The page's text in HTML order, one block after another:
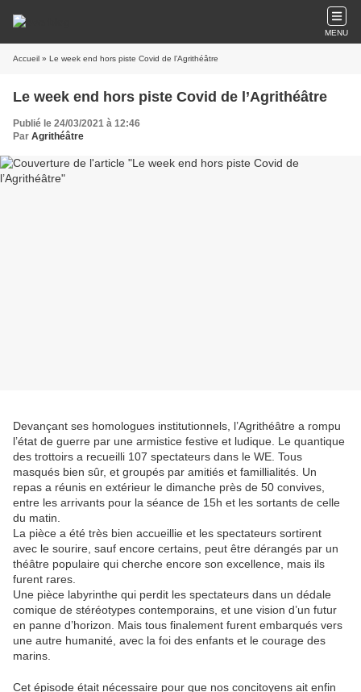
MENU
Accueil » Le week end hors piste Covid de l’Agrithéâtre
Le week end hors piste Covid de l’Agrithéâtre
Publié le 24/03/2021 à 12:46
Par Agrithéâtre
Devançant ses homologues institutionnels, l’Agrithéâtre a rompu
l’état de guerre par une armistice festive et ludique. Le quantique
des trottoirs a recueilli 107 spectateurs dans le WE. Tous
masqués bien sûr, et groupés par amitiés et famillialités. Un
repas a réunis en extérieur le dimanche près de 50 convives,
entre les arrivants pour la séance de 15h et les sortants de celle
du matin.
La pièce a été très bien accueillie et les spectateurs sortirent
avec le sourire, sauf encore certains, peut être dérangés par un
théâtre populaire qui cherche encore son excellence, mais ils
furent rares.
Une pièce labyrinthe qui perdit les spectateurs dans un dédale
comique de stéréotypes contemporains, et une vision d’un futur
en panne d’horizon. Mais tous finalement furent embarqués vers
une autre humanité, avec la foi des enfants et le courage des
marins.
Cet épisode était nécessaire pour que nos concitoyens ait enfin